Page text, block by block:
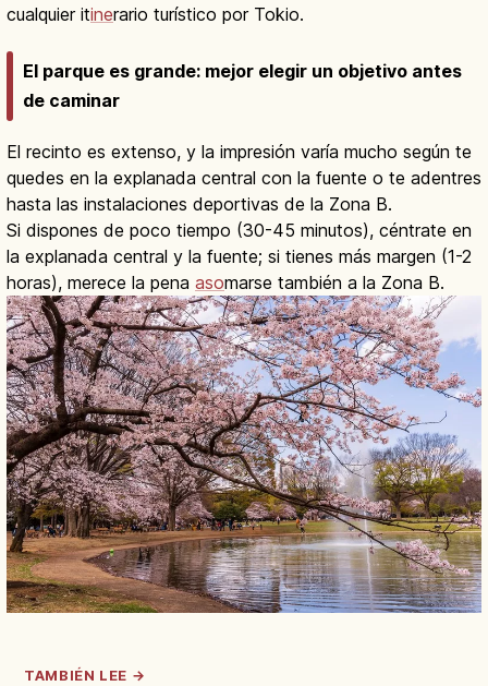
cualquier itinerario turístico por Tokio.
El parque es grande: mejor elegir un objetivo antes
de caminar
El recinto es extenso, y la impresión varía mucho según te
quedes en la explanada central con la fuente o te adentres
hasta las instalaciones deportivas de la Zona B.
Si dispones de poco tiempo (30-45 minutos), céntrate en
la explanada central y la fuente; si tienes más margen (1-2
horas), merece la pena asomarse también a la Zona B.
TAMBIÉN LEE →